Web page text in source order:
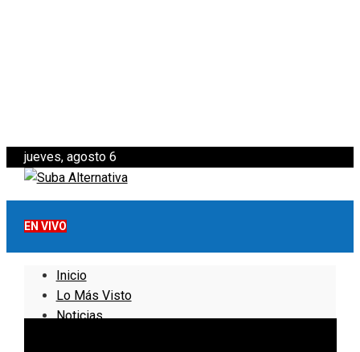
jueves, agosto 6
EN VIVO
Inicio
Lo Más Visto
Noticias